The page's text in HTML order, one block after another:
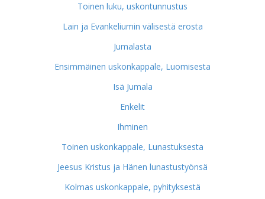
Toinen luku, uskontunnustus
Lain ja Evankeliumin välisestä erosta
Jumalasta
Ensimmäinen uskonkappale, Luomisesta
Isä Jumala
Enkelit
Ihminen
Toinen uskonkappale, Lunastuksesta
Jeesus Kristus ja Hänen lunastustyönsä
Kolmas uskonkappale, pyhityksestä